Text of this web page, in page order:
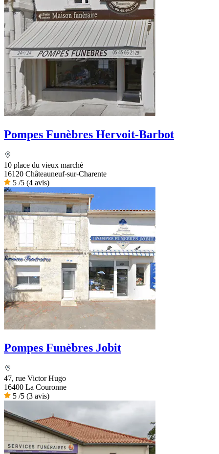
Pompes Funèbres Hervoit-Barbot
10 place du vieux marché
16120 Châteauneuf-sur-Charente
5 /5 (4 avis)
Pompes Funèbres Jobit
47, rue Victor Hugo
16400 La Couronne
5 /5 (3 avis)